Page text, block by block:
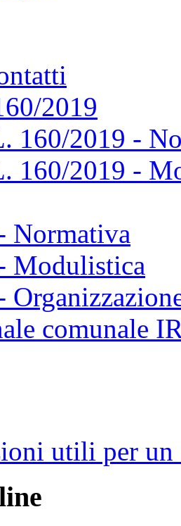
2019
160/2019 -
160/2019 -
Normativa
Modulistica
comunale
utili per un